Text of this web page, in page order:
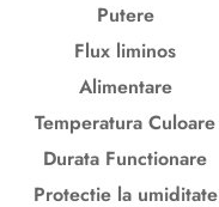
Putere
Flux liminos
Alimentare
Temperatura Culoare
Durata Functionare
Protectie la umiditate